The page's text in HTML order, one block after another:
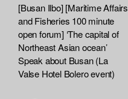
[Busan Ilbo] [Maritime Affairs
and Fisheries 100 minute
open forum] ‘The capital of
Northeast Asian ocean’
Speak about Busan (La
Valse Hotel Bolero event)